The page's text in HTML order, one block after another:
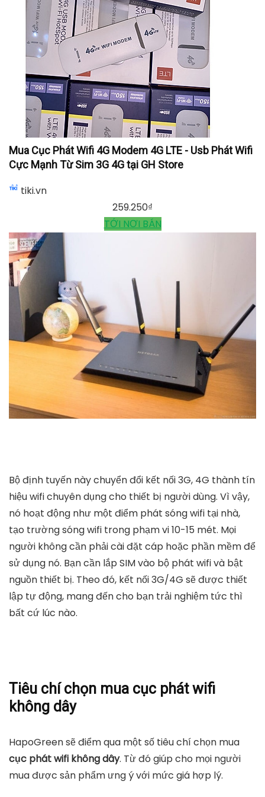
Mua Cục Phát Wifi 4G Modem 4G LTE - Usb Phát Wifi
Cực Mạnh Từ Sim 3G 4G tại GH Store
tiki.vn
259.250₫
TỚI NƠI BÁN
Bộ định tuyến này chuyển đổi kết nối 3G, 4G thành tín
hiệu wifi chuyên dụng cho thiết bị người dùng. Vì vậy,
nó hoạt động như một điểm phát sóng wifi tại nhà,
tạo trường sóng wifi trong phạm vi 10-15 mét. Mọi
người không cần phải cài đặt cáp hoặc phần mềm để
sử dụng nó. Bạn cần lắp SIM vào bộ phát wifi và bật
nguồn thiết bị. Theo đó, kết nối 3G/4G sẽ được thiết
lập tự động, mang đến cho bạn trải nghiệm tức thì
bất cứ lúc nào.
Tiêu chí chọn mua cục phát wifi
không dây
HapoGreen sẽ điểm qua một số tiêu chí chọn mua
cục phát wifi không dây. Từ đó giúp cho mọi người
mua được sản phẩm ưng ý với mức giá hợp lý.